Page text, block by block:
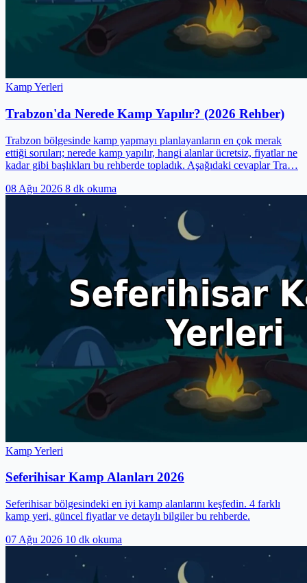
Kamp Yerleri
Trabzon'da Nerede Kamp Yapılır? (2026 Rehber)
Trabzon bölgesinde kamp yapmayı planlayanların en çok merak
ettiği soruları; nerede kamp yapılır, hangi alanlar ücretsiz, fiyatlar ne
kadar gibi başlıkları bu rehberde topladık. Aşağıdaki cevaplar Tra…
08 Ağu 2026 8 dk okuma
Kamp Yerleri
Seferihisar Kamp Alanları 2026
Seferihisar bölgesindeki en iyi kamp alanlarını keşfedin. 4 farklı
kamp yeri, güncel fiyatlar ve detaylı bilgiler bu rehberde.
07 Ağu 2026 10 dk okuma